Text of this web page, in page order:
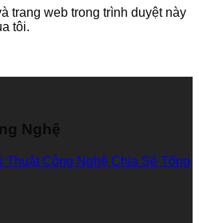
trang web trong trình duyệt này
tôi.
Nghệ
Thuật Công Nghệ Chia Sẻ Tổng